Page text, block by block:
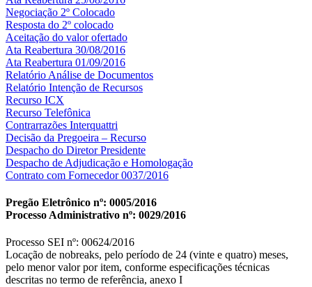
Negociação 2º Colocado
Resposta do 2º colocado
Aceitação do valor ofertado
Ata Reabertura 30/08/2016
Ata Reabertura 01/09/2016
Relatório Análise de Documentos
Relatório Intenção de Recursos
Recurso ICX
Recurso Telefônica
Contrarrazões Interquattri
Decisão da Pregoeira – Recurso
Despacho do Diretor Presidente
Despacho de Adjudicação e Homologação
Contrato com Fornecedor 0037/2016
Pregão Eletrônico nº: 0005/2016
Processo Administrativo nº: 0029/2016
Processo SEI nº: 00624/2016
Locação de nobreaks, pelo período de 24 (vinte e quatro) meses,
pelo menor valor por item, conforme especificações técnicas
descritas no termo de referência, anexo I